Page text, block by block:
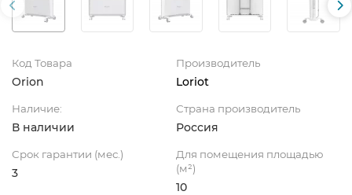
Код Товара
Orion
Производитель
Loriot
Наличие:
В наличии
Страна производитель
Россия
Срок гарантии (мес.)
3
Для помещения площадью
(м²)
10